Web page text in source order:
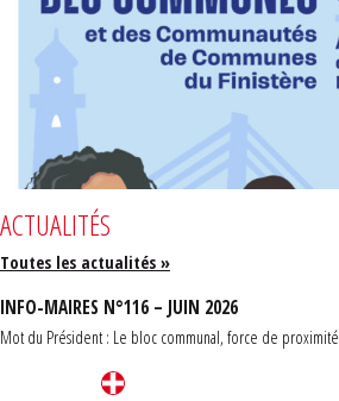
ACTUALITÉS
Toutes les actualités »
INFO-MAIRES N°116 – JUIN 2026
Mot du Président : Le bloc communal, force de